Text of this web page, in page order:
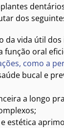
dos
da vida útil dos
função oral
como a
bucal e
a longo
estética